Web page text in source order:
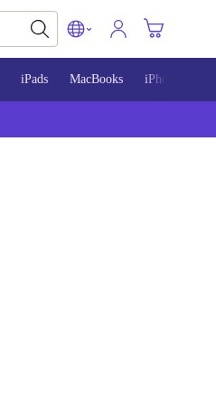
iPads MacBooks iPhone 13